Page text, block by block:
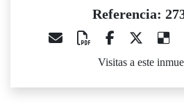
Referencia:
Visitas a este